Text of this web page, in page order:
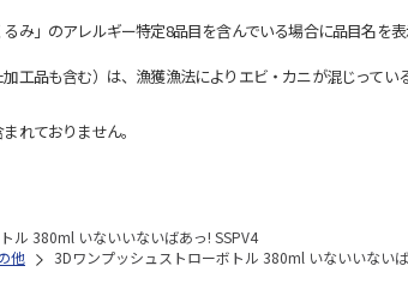
」のアレルギー特定8品目を含んでいる場合に品目名を表
品も含む）は、漁獲漁法によりエビ・カニが混じって
れておりません。
ル 380ml いないいないばあっ! SSPV4
他 3Dワンプッシュストローボトル 380ml いないいない